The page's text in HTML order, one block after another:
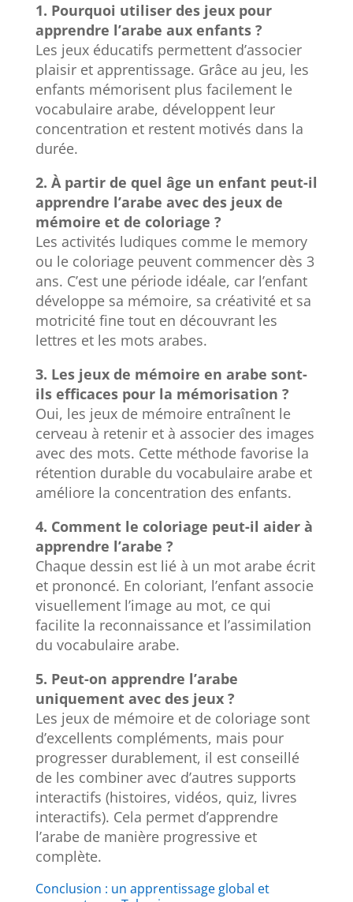
1. Pourquoi utiliser des jeux pour
apprendre l’arabe aux enfants ?
Les jeux éducatifs permettent d’associer
plaisir et apprentissage. Grâce au jeu, les
enfants mémorisent plus facilement le
vocabulaire arabe, développent leur
concentration et restent motivés dans la
durée.
2. À partir de quel âge un enfant peut-il
apprendre l’arabe avec des jeux de
mémoire et de coloriage ?
Les activités ludiques comme le memory
ou le coloriage peuvent commencer dès 3
ans. C’est une période idéale, car l’enfant
développe sa mémoire, sa créativité et sa
motricité fine tout en découvrant les
lettres et les mots arabes.
3. Les jeux de mémoire en arabe sont-
ils efficaces pour la mémorisation ?
Oui, les jeux de mémoire entraînent le
cerveau à retenir et à associer des images
avec des mots. Cette méthode favorise la
rétention durable du vocabulaire arabe et
améliore la concentration des enfants.
4. Comment le coloriage peut-il aider à
apprendre l’arabe ?
Chaque dessin est lié à un mot arabe écrit
et prononcé. En coloriant, l’enfant associe
visuellement l’image au mot, ce qui
facilite la reconnaissance et l’assimilation
du vocabulaire arabe.
5. Peut-on apprendre l’arabe
uniquement avec des jeux ?
Les jeux de mémoire et de coloriage sont
d’excellents compléments, mais pour
progresser durablement, il est conseillé
de les combiner avec d’autres supports
interactifs (histoires, vidéos, quiz, livres
interactifs). Cela permet d’apprendre
l’arabe de manière progressive et
complète.
Conclusion : un apprentissage global et